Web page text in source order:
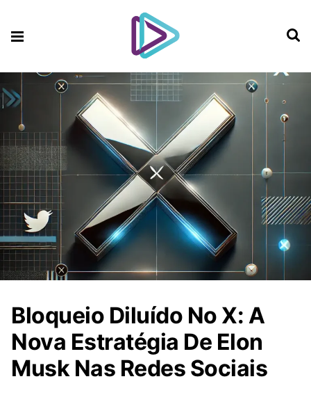
Bloqueio Diluído No X: A
Nova Estratégia De Elon
Musk Nas Redes Sociais